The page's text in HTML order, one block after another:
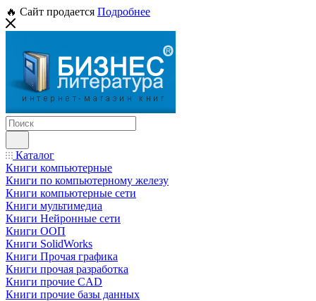
🔥 Сайт продается Подробнее
Каталог
Книги компьютерные
Книги по компьютерному железу
Книги компьютерные сети
Книги мультимедиа
Книги Нейронные сети
Книги ООП
Книги SolidWorks
Книги Прочая графика
Книги прочая разработка
Книги прочие CAD
Книги прочие базы данных